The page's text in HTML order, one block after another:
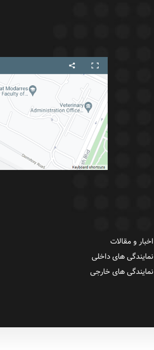
اخبار و مقالات
نمایندگی های داخلی
نمایندگی های خارجی